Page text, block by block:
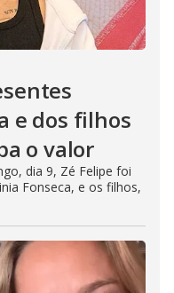
e dos filhos
o valor
dia 9, Zé Felipe foi
Fonseca, e os filhos,